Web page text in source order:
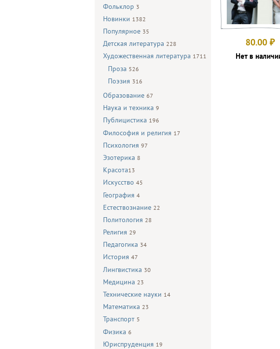
Фольклор 3
Новинки 1382
Популярное 35
Детская литература 228
Художественная литература 1711
Проза 526
Поэзия 316
Образование 67
Наука и техника 9
Публицистика 196
Философия и религия 17
Психология 97
Эзотерика 8
Красота13
Искусство 45
География 4
Естествознание 22
Политология 28
Религия 29
Педагогика 34
История 47
Лингвистика 30
Медицина 23
Технические науки 14
Математика 23
Транспорт 5
Физика 6
Юриспруденция 19
80.00 ₽
Нет в